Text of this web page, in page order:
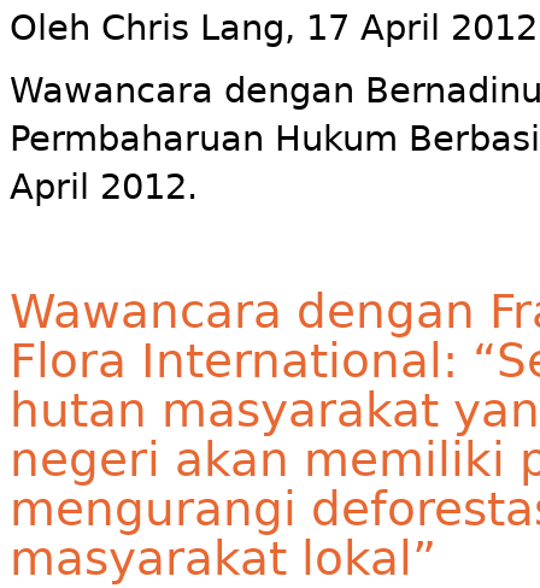
Oleh Chris Lang, 17 April 2012
Wawancara dengan
Permbaharuan Hukum
April 2012.
Wawancara dengan
Flora International:
hutan masyarakat
negeri akan memiliki
mengurangi
masyarakat lokal”